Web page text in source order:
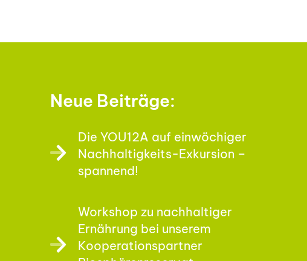
Neue Beiträge:
Die YOU12A auf einwöchiger
Nachhaltigkeits-Exkursion –
spannend!
Workshop zu nachhaltiger
Ernährung bei unserem
Kooperationspartner